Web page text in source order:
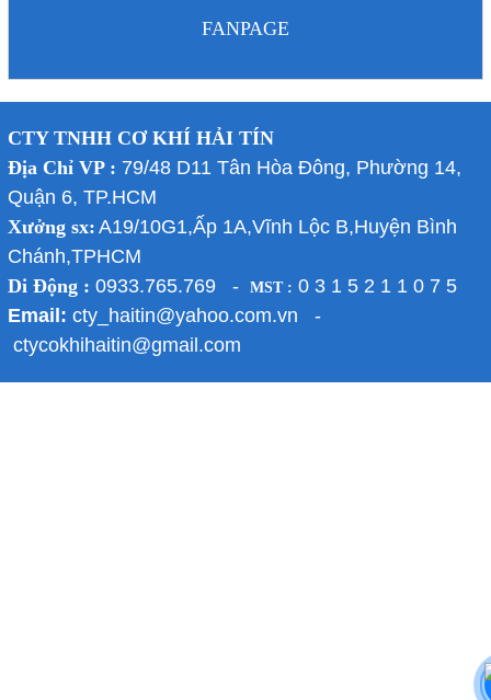
FANPAGE
CTY TNHH CƠ KHÍ HẢI TÍN
Địa Chỉ VP : 79/48 D11 Tân Hòa Đông, Phường 14,
Quận 6, TP.HCM
Xưởng sx: A19/10G1,Ấp 1A,Vĩnh Lộc B,Huyện Bình
Chánh,TPHCM
Di Động : 0933.765.769 - MST : 0 3 1 5 2 1 1 0 7 5
Email: cty_haitin@yahoo.com.vn -
ctycokhihaitin@gmail.com